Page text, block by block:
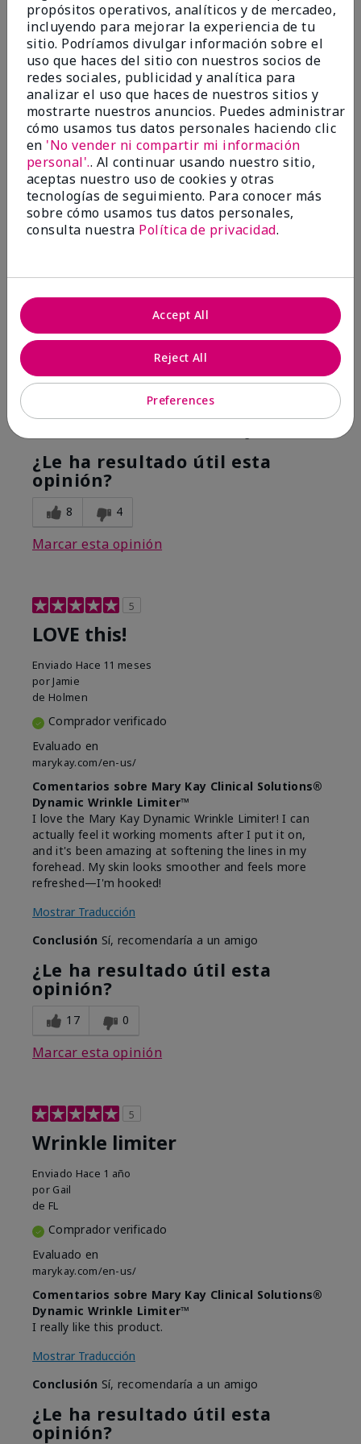
¿Le ha resultado útil esta
opinión?
22 1
Marcar esta opinión
5
Awesome
EnviadoHace 10 meses
porJudy
Comprador verificado
Evaluado en
Comentarios sobre Mary Kay Clinical Solutions®
Dynamic Wrinkle Limiter™
Hope it helps
¿Le ha resultado útil esta
opinión?
8 4
Marcar esta opinión
5
LOVE this!
Enviado Hace 11 meses
por Jamie
de Holmen
Comprador verificado
Evaluado en
marykay.com/en-us/
Comentarios sobre Mary Kay Clinical Solutions®
Dynamic Wrinkle Limiter™
I love the Mary Kay Dynamic Wrinkle Limiter! I can
actually feel it working moments after I put it on,
and it's been amazing at softening the lines in my
forehead. My skin looks smoother and feels more
refreshed—I'm hooked!
Mostrar Traducción
Conclusión Sí, recomendaría a un amigo
¿Le ha resultado útil esta
opinión?
17 0
Marcar esta opinión
5
Wrinkle limiter
Enviado Hace 1 año
por Gail
de FL
Comprador verificado
Evaluado en
marykay.com/en-us/
Comentarios sobre Mary Kay Clinical Solutions®
Dynamic Wrinkle Limiter™
I really like this product.
Mostrar Traducción
Conclusión Sí, recomendaría a un amigo
¿Le ha resultado útil esta
opinión?
propósitos operativos, analíticos y de mercadeo,
incluyendo para mejorar la experiencia de tu
sitio. Podríamos divulgar información sobre el
uso que haces del sitio con nuestros socios de
redes sociales, publicidad y analítica para
analizar el uso que haces de nuestros sitios y
mostrarte nuestros anuncios. Puedes administrar
cómo usamos tus datos personales haciendo clic
en 'No vender ni compartir mi información
personal'.. Al continuar usando nuestro sitio,
aceptas nuestro uso de cookies y otras
tecnologías de seguimiento. Para conocer más
sobre cómo usamos tus datos personales,
consulta nuestra Política de privacidad.
Preferences
Reject All
Accept All